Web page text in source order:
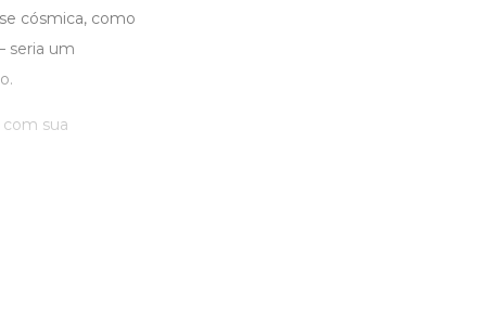
cósmica, como
seria um
sua